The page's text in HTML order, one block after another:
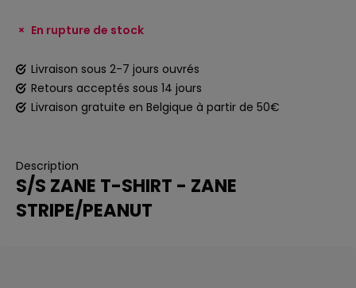
En rupture de stock
Livraison sous 2-7 jours ouvrés
Retours acceptés sous 14 jours
Livraison gratuite en Belgique à partir de 50€
Description
S/S ZANE T-SHIRT - ZANE
STRIPE/PEANUT